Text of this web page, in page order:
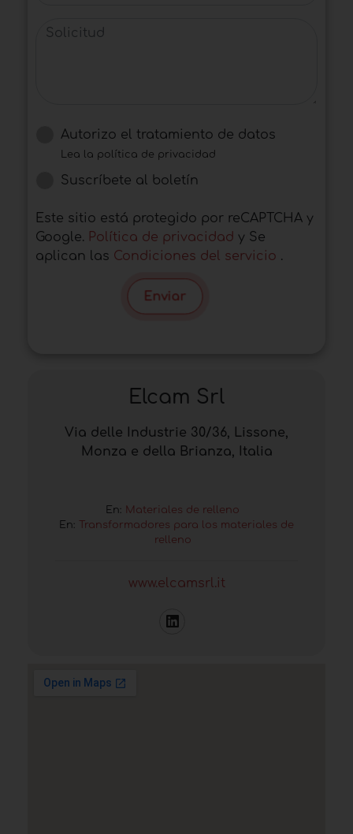
Solicitud
Autorizo ​​el tratamiento de datos
Lea la política de privacidad
Suscríbete al boletín
Este sitio está protegido por reCAPTCHA y
Google. Política de privacidad y Se
aplican las Condiciones del servicio .
Enviar
Elcam Srl
Via delle Industrie 30/36, Lissone,
Monza e della Brianza, Italia
En: Materiales de relleno
En:
Transformadores para los materiales de
relleno
www.elcamsrl.it